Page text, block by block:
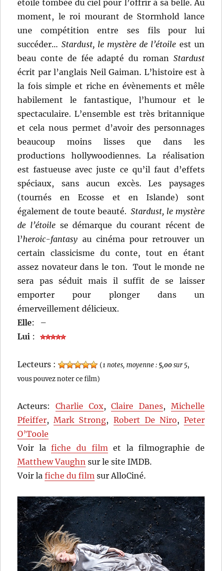
étoile tombée du ciel pour l’offrir à sa belle. Au
moment, le roi mourant de Stormhold lance
une compétition entre ses fils pour lui
succéder… Stardust, le mystère de l’étoile est un
beau conte de fée adapté du roman Stardust
écrit par l’anglais Neil Gaiman. L’histoire est à
la fois simple et riche en évènements et mêle
habilement le fantastique, l’humour et le
spectaculaire. L’ensemble est très britannique
et cela nous permet d’avoir des personnages
beaucoup moins lisses que dans les
productions hollywoodiennes. La réalisation
est fastueuse avec juste ce qu’il faut d’effets
spéciaux, sans aucun excès. Les paysages
(tournés en Ecosse et en Islande) sont
également de toute beauté.Stardust, le mystère
de l’étoilese démarque du courant récent de
l’heroic-fantasyau cinéma pour retrouver un
certain classicisme du conte, tout en étant
assez novateur dans le ton. Tout le monde ne
sera pas séduit mais il suffit de se laisser
emporter pour plonger dans un
émerveillement délicieux.
Elle:
–
Lui :
Lecteurs : (1 notes, moyenne : 5,00sur 5,
vous pouvez noter ce film)
Acteurs: Charlie Cox,Claire Danes, Michelle
Pfeiffer,Mark Strong, Robert De Niro, Peter
O’Toole
Voir lafiche du film et la filmographie de
Matthew Vaughn sur le site IMDB.
Voir lafiche du film sur AlloCiné.